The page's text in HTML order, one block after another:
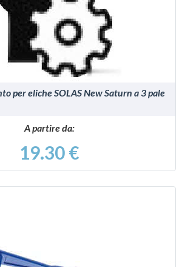
VEDI
per eliche SOLAS New Saturn a 3 pale
A partire da:
19.30 €